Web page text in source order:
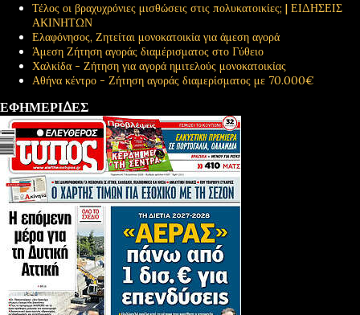
Τέλος οι βραχυχρόνιες μισθώσεις στις πολυκατοικίες; | ΕΙΔΗΣΕΙΣ
ΑΚΙΝΗΤΩΝ
Ελαφόνησος, Ζητείται μονοκατοικία για άμεση αγορά
Άμεση Ζήτηση αγοράς διαμέρισματος στο Γύθειο
Χαλκίδα - Ζήτηση για αγορά ημιτελούς μονοκατοικίας
Αθήνα κέντρο - Ζήτηση αγοράς διαμερίσματος με 70.000€
ΕΦΗΜΕΡΙΔΕΣ